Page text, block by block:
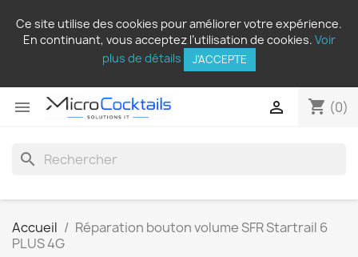
Ce site utilise des cookies pour améliorer votre expérience.
En continuant, vous acceptez l’utilisation de cookies. Voir
plus de détails
J'ACCEPTE
 shopping_cart (0)

search
Accueil
Réparation bouton volume SFR Startrail 6
PLUS 4G